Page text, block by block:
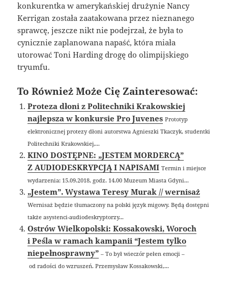
konkurentka w amerykańskiej drużynie Nancy
Kerrigan została zaatakowana przez nieznanego
sprawcę, jeszcze nikt nie podejrzał, że była to
cynicznie zaplanowana napaść, która miała
utorować Toni Harding drogę do olimpijskiego
tryumfu.
To Również Może Cię Zainteresować:
Proteza dłoni z Politechniki Krakowskiej
najlepsza w konkursie Pro Juvenes Prototyp
elektronicznej protezy dłoni autorstwa Agnieszki Tkaczyk, studentki
Politechniki Krakowskiej,...
KINO DOSTĘPNE: „JESTEM MORDERCĄ”
Z AUDIODESKRYPCJĄ I NAPISAMI Termin i miejsce
wydarzenia: 15.09.2018, godz. 14.00 Muzeum Miasta Gdyni...
„Jestem”. Wystawa Teresy Murak // wernisaż
Wernisaż będzie tłumaczony na polski język migowy. Będą dostępni
także asystenci-audiodeskryptorzy...
Ostrów Wielkopolski: Kossakowski, Woroch
i Peśla w ramach kampanii “Jestem tylko
niepełnosprawny” – To był wieczór pełen emocji –
od radości do wzruszeń. Przemysław Kossakowski,...